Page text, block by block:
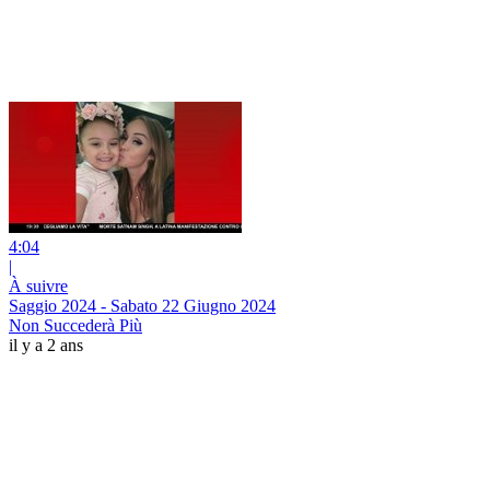
4:04
|
À suivre
Saggio 2024 - Sabato 22 Giugno 2024
Non Succederà Più
il y a 2 ans